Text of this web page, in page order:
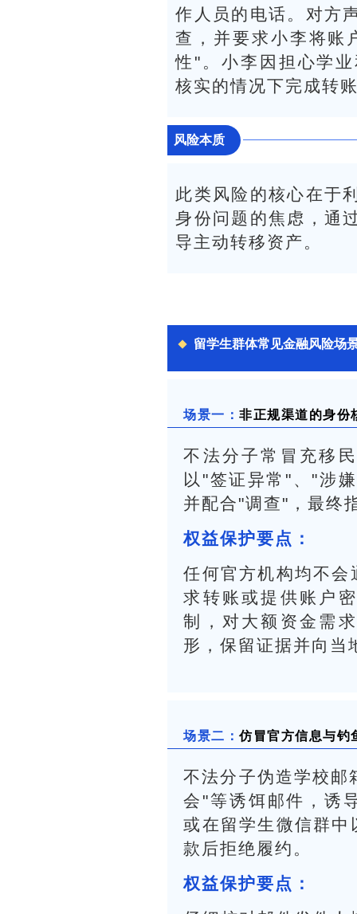
作人员的电话。对方
查，并要求小李将账
性"。小李因担心学
核实的情况下完成转
风险本质
此类风险的核心在于
身份问题的焦虑，通
导主动转移资产。
留学生群体常见金融风险场
场景一：非正规渠道的身份
不法分子常冒充移
以"签证异常"、"涉
并配合"调查"，最终
权益保护要点：
任何官方机构均不
求转账或提供账户
制，对大额资金需
形，保留证据并向当
场景二：仿冒官方信息与钓
不法分子伪造学校邮
会"等诱饵邮件，诱
或在留学生微信群
款后拒绝履约。
权益保护要点：